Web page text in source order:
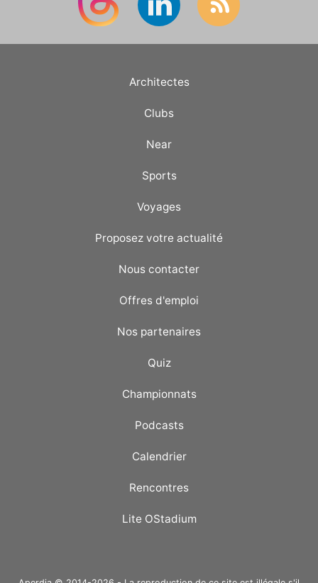
Architectes
Clubs
Near
Sports
Voyages
Proposez votre actualité
Nous contacter
Offres d'emploi
Nos partenaires
Quiz
Championnats
Podcasts
Calendrier
Rencontres
Lite OStadium